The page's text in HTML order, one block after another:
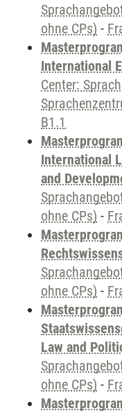
ohne CPs) -
International
Center:
B1.1
International
and
ohne CPs) -
ohne CPs) -
Law and
ohne CPs) -